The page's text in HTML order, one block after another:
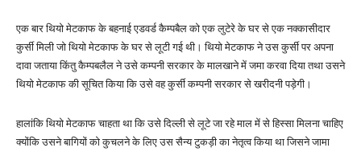
एक बार थियो मेटकाफ के बहनाई एडवर्ड कैम्पबैल को एक लुटेरे के घर से एक नक्कासीदार
कुर्सी मिली जो थियो मेटकाफ के घर से लूटी गई थी। थियो मेटकाफ ने उस कुर्सी पर अपना
दावा जताया किंतु कैम्पबलैल ने उसे कम्पनी सरकार के मालखाने में जमा करवा दिया तथा उसने
थियो मेटकाफ की सूचित किया कि उसे वह कुर्सी कम्पनी सरकार से खरीदनी पड़ेगी।
हालांकि थियो मेटकाफ चाहता था कि उसे दिल्ली से लूटे जा रहे माल में से हिस्सा मिलना चाहिए
क्योंकि उसने बागियों को कुचलने के लिए उस सैन्य टुकड़ी का नेतृत्व किया था जिसने जामा